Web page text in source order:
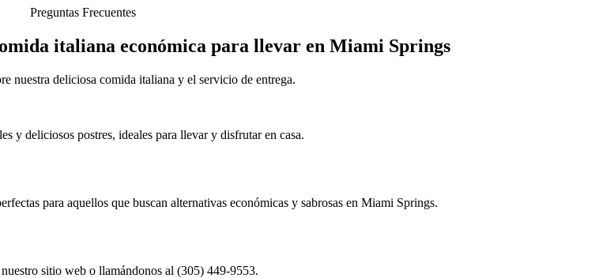
Preguntas Frecuentes
italiana económica para llevar en Miami Springs
nuestra deliciosa comida italiana y el servicio de entrega.
y deliciosos postres, ideales para llevar y disfrutar en casa.
para aquellos que buscan alternativas económicas y sabrosas en Miami Springs.
sitio web o llamándonos al (305) 449-9553.